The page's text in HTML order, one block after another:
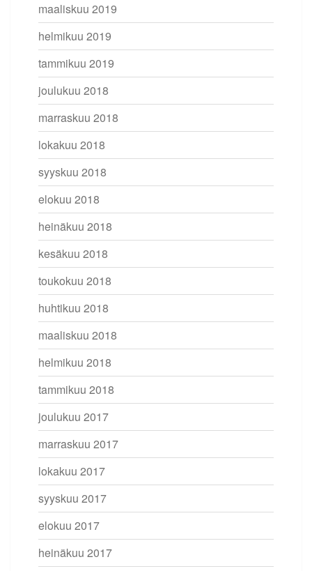
maaliskuu 2019
helmikuu 2019
tammikuu 2019
joulukuu 2018
marraskuu 2018
lokakuu 2018
syyskuu 2018
elokuu 2018
heinäkuu 2018
kesäkuu 2018
toukokuu 2018
huhtikuu 2018
maaliskuu 2018
helmikuu 2018
tammikuu 2018
joulukuu 2017
marraskuu 2017
lokakuu 2017
syyskuu 2017
elokuu 2017
heinäkuu 2017